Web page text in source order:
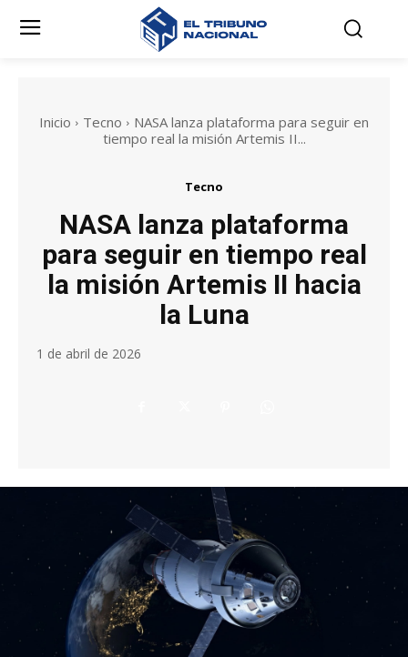
Inicio Tecno
NASA lanza plataforma para seguir en
tiempo real la misión Artemis II...
Tecno
NASA lanza plataforma
para seguir en tiempo real
la misión Artemis II hacia
la Luna
1 de abril de 2026